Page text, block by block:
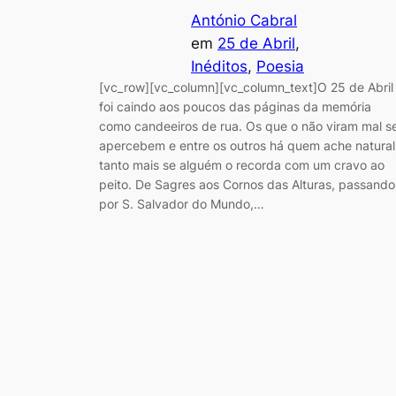
António Cabral
em 25 de Abril
Inéditos, Poesia
[vc_row][vc_column][vc_column_text]O 25 de Abril
foi caindo aos poucos das páginas da memória
como candeeiros de rua. Os que o não viram mal
apercebem e entre os outros há quem ache
tanto mais se alguém o recorda com um cravo ao
peito. De Sagres aos Cornos das Alturas, passando
por S. Salvador do Mundo,…